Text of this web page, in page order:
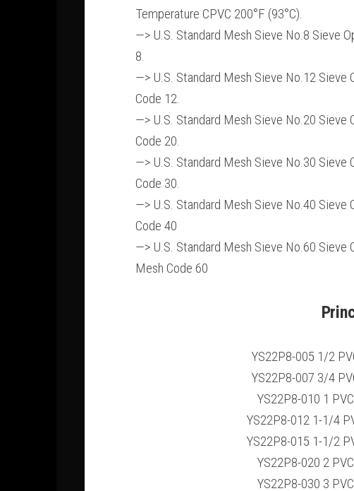
Temperature CPVC 200°F (93°C).
—> U.S. Standard Mesh Sieve No.8 Sieve
8.
—> U.S. Standard Mesh Sieve No.12
Code 12.
—> U.S. Standard Mesh Sieve No.20
Code 20.
—> U.S. Standard Mesh Sieve No.30
Code 30.
—> U.S. Standard Mesh Sieve No.40
Code 40
—> U.S. Standard Mesh Sieve No.60
Mesh Code 60
YS22P8-005 1/2
YS22P8-007 3/4
YS22P8-010 1
YS22P8-012 1-1/4
YS22P8-015 1-1/2
YS22P8-020 2
YS22P8-030 3